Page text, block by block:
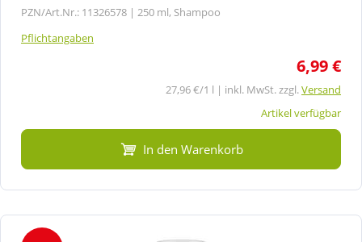
PZN/Art.Nr.: 11326578 | 250 ml, Shampoo
Pflichtangaben
6,99 €
27,96 €/1 l | inkl. MwSt. zzgl.Versand
Artikel verfügbar
In den Warenkorb